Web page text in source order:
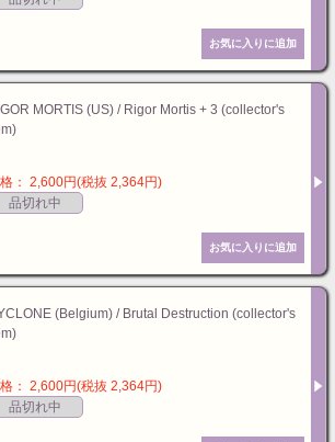
MORTIS (US) / Rigor Mortis + 3 (collector's
： 2,600円(税抜 2,364円)
品切れ中
(Belgium) / Brutal Destruction (collector's
： 2,600円(税抜 2,364円)
品切れ中